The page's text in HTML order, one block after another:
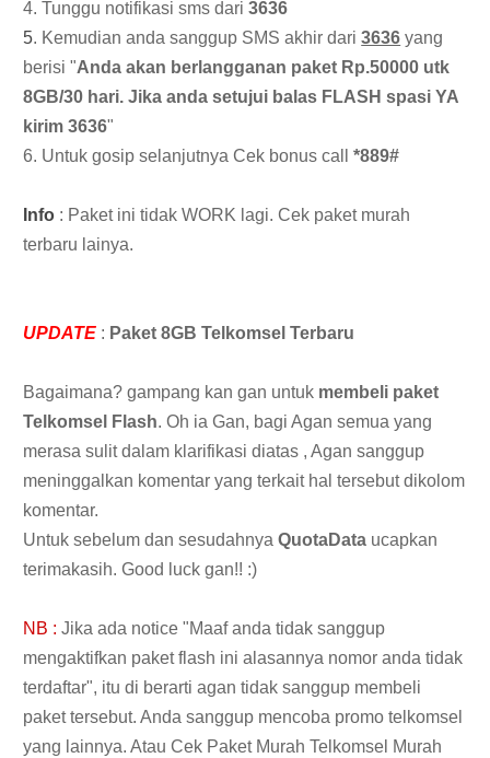
4. Tunggu notifikasi sms dari3636
5. Kemudian anda sanggup SMS akhir dari3636 yang
berisi "Anda akan berlangganan paket Rp.50000 utk
8GB/30 hari. Jika anda setujui balas FLASH spasi YA
kirim 3636"
6. Untuk gosip selanjutnya Cek bonus call*889#
Info : Paket ini tidak WORK lagi. Cek paket murah
terbaru lainya.
UPDATE : Paket 8GB Telkomsel Terbaru
Bagaimana? gampang kan gan untuk membeli paket
Telkomsel Flash.Oh ia Gan, bagi Agan semua yang
merasa sulit dalam klarifikasi diatas , Agan sanggup
meninggalkan komentar yang terkait hal tersebut dikolom
komentar.
Untuk sebelum dan sesudahnyaQuotaData ucapkan
terimakasih. Good luck gan!! :)
NB : Jika ada notice "Maaf anda tidak sanggup
mengaktifkan paket flash ini alasannya nomor anda tidak
terdaftar", itu di berarti agan tidak sanggup membeli
paket tersebut. Anda sanggup mencoba promo telkomsel
yang lainnya. Atau Cek Paket Murah Telkomsel Murah